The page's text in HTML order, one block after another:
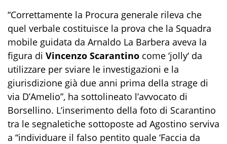
“Correttamente la Procura generale rileva che
quel verbale costituisce la prova che la Squadra
mobile guidata da Arnaldo La Barbera aveva la
figura di Vincenzo Scarantino come ‘jolly‘ da
utilizzare per sviare le investigazioni e la
giurisdizione già due anni prima della strage di
via D’Amelio”, ha sottolineato l’avvocato di
Borsellino. L’inserimento della foto di Scarantino
tra le segnaletiche sottoposte ad Agostino serviva
a “individuare il falso pentito quale ‘Faccia da